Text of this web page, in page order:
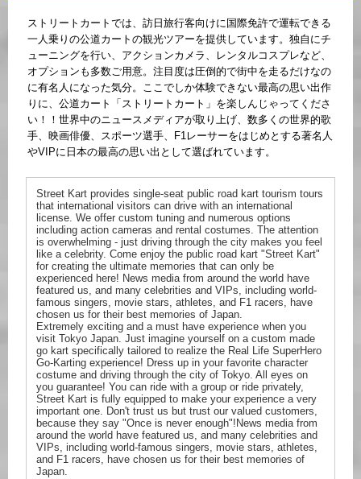
ストリートカートでは、訪日旅行客向けに国際免許で運転できる
一人乗りの公道カートの観光ツアーを提供しています。独自にチ
ューニングを行い、アクションカメラ、レンタルコスプレなど、
オプションも多数ご用意。注目度は圧倒的で街中を走るだけなの
に有名人になった気分。ここでしか体験できない最高の思い出作
りに、公道カート「ストリートカート」を楽しんじゃってくださ
い！！世界中のニュースメディアが取り上げ、数多くの世界的歌
手、映画俳優、スポーツ選手、F1レーサーをはじめとする著名人
やVIPに日本の最高の思い出として選ばれています。
Street Kart provides single-seat public road kart tourism tours
that international visitors can drive with an international
license. We offer custom tuning and numerous options
including action cameras and rental costumes. The attention
is overwhelming - just driving through the city makes you feel
like a celebrity. Come enjoy the public road kart "Street Kart"
for creating the ultimate memories that can only be
experienced here! News media from around the world have
featured us, and many celebrities and VIPs, including world-
famous singers, movie stars, athletes, and F1 racers, have
chosen us for their best memories of Japan.
Extremely exciting and a must have experience when you
visit Tokyo Japan. Just imagine yourself on a custom made
go kart specifically tailored to realize the Real Life SuperHero
Go-Karting experience! Dress up in your favorite character
costume and driving through the city of Tokyo. All eyes on
you guarantee! You can ride with a group or ride privately,
Street Kart is fully equipped to make your experience a very
important one. Don't trust us but trust our valued customers,
because they say "Once is never enough"!News media from
around the world have featured us, and many celebrities and
VIPs, including world-famous singers, movie stars, athletes,
and F1 racers, have chosen us for their best memories of
Japan.